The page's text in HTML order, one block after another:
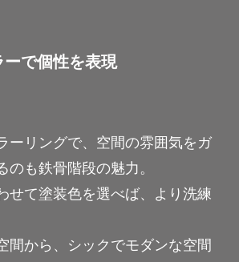
で個性を表現
ーリングで、空間の雰囲気をガ
のも鉄骨階段の魅力。
せて塗装色を選べば、より洗練
間から、シックでモダンな空間